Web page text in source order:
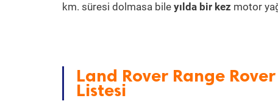
km. süresi dolmasa bile yılda bir kez motor
Land Rover Range
Listesi